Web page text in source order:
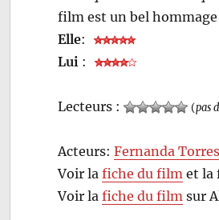
film est un bel
Elle:
Lui :
Lecteurs : (pas
Acteurs:Fernanda Torres
Voir lafiche du film et la
Voir lafiche du film sur